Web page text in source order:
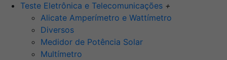
Teste Eletrônica e Telecomunicações +
Alicate Amperímetro e Wattímetro
Diversos
Medidor de Potência Solar
Multímetro